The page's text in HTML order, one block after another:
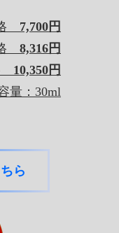
7,700円
8,316円
10,350円
量：30ml
ら